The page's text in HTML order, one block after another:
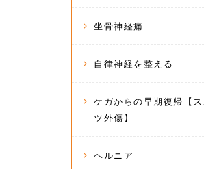
坐骨神経痛
自律神経を整える
ケガからの早期復帰【ス
ツ外傷】
ヘルニア